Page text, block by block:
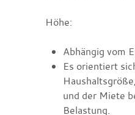
Höhe:
Abhängig vom
Es orientiert
und der Miete
Belastung.